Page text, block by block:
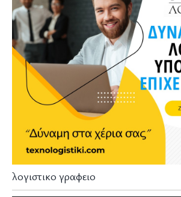
λογιστικο γραφειο